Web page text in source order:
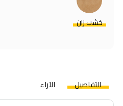
خشب زان
التفاصيل الآراء